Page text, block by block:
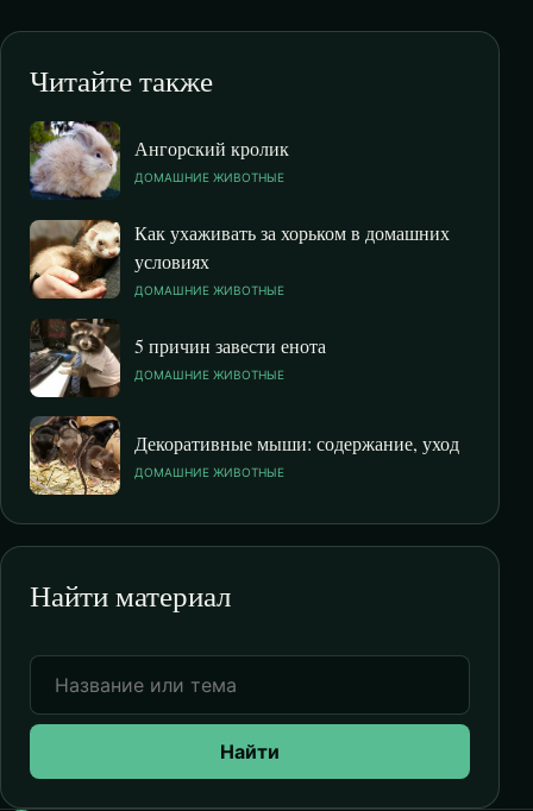
Читайте также
Ангорский кролик
ДОМАШНИЕ ЖИВОТНЫЕ
Как ухаживать за хорьком в домашних
условиях
ДОМАШНИЕ ЖИВОТНЫЕ
5 причин завести енота
ДОМАШНИЕ ЖИВОТНЫЕ
Декоративные мыши: содержание, уход
ДОМАШНИЕ ЖИВОТНЫЕ
Найти материал
Найти